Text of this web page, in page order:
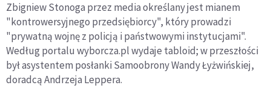
Zbigniew Stonoga przez media określany jest mianem
"kontrowersyjnego przedsiębiorcy", który prowadzi
"prywatną wojnę z policją i państwowymi instytucjami".
Według portalu wyborcza.pl wydaje tabloid; w przeszłości
był asystentem posłanki Samoobrony Wandy Łyżwińskiej,
doradcą Andrzeja Leppera.